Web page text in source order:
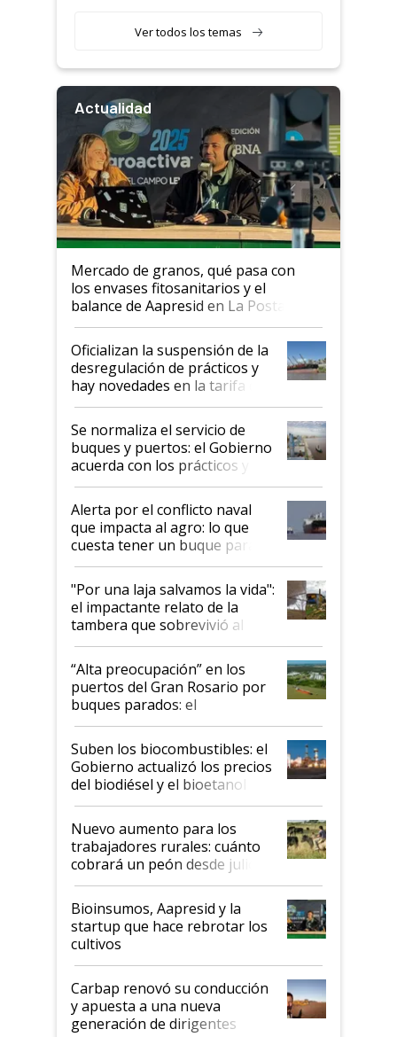
Ver todos los temas
Actualidad
Mercado de granos, qué pasa con
los envases fitosanitarios y el
balance de Aapresid en La Posta
Oficializan la suspensión de la
desregulación de prácticos y
hay novedades en la tarifa de
la hidrovía
Se normaliza el servicio de
buques y puertos: el Gobierno
acuerda con los prácticos y
suspende el decreto de
desregulación
Alerta por el conflicto naval
que impacta al agro: lo que
cuesta tener un buque parado
y el peligro de que Argentina
pase a ser "país sucio"
"Por una laja salvamos la vida":
el impactante relato de la
tambera que sobrevivió al
tornado
“Alta preocupación” en los
puertos del Gran Rosario por
buques parados: el
funcionamiento de las
exportadoras en tensión tras
la medida de fuerza de los
prácticos
Suben los biocombustibles: el
Gobierno actualizó los precios
del biodiésel y el bioetanol
Nuevo aumento para los
trabajadores rurales: cuánto
cobrará un peón desde julio
Bioinsumos, Aapresid y la
startup que hace rebrotar los
cultivos
Carbap renovó su conducción
y apuesta a una nueva
generación de dirigentes